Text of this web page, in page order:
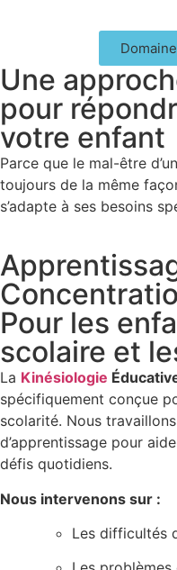
Une
pour
votre enfant
Parce que le mal-être
toujours de la même
s’adapte à ses besoins
Pour les
scolaire et
La Kinésiologie
spécifiquement conçue
scolarité. Nous
d’apprentissage pour
défis quotidiens.
Nous intervenons sur :
Les difficultés